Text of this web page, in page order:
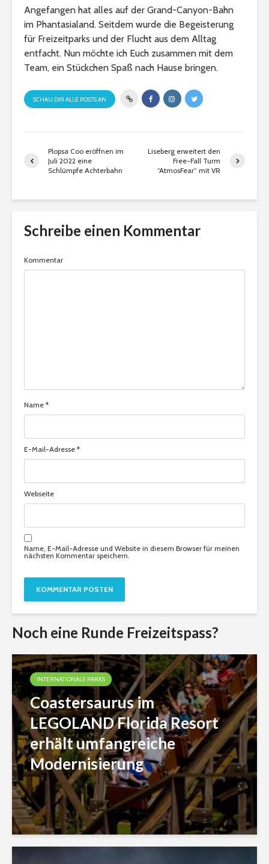
Angefangen hat alles auf der Grand-Canyon-Bahn
im Phantasialand. Seitdem wurde die Begeisterung
für Freizeitparks und der Flucht aus dem Alltag
entfacht. Nun möchte ich Euch zusammen mit dem
Team, ein Stückchen Spaß nach Hause bringen.
SCHAU DIR ALLE POSTS AN
Plopsa Coo eröffnen im
Juli 2022 eine
Schlümpfe Achterbahn
Liseberg erweitert den
Free-Fall Turm
“AtmosFear” mit VR
Schreibe einen Kommentar
Kommentar
Name *
E-Mail-Adresse *
Webseite
Name, E-Mail-Adresse und Website in diesem Browser für meinen
nächsten Kommentar speichern.
Noch eine Runde Freizeitspass?
INTERNATIONALE PARKS
Coastersaurus im
LEGOLAND Florida Resort
erhält umfangreiche
Modernisierung